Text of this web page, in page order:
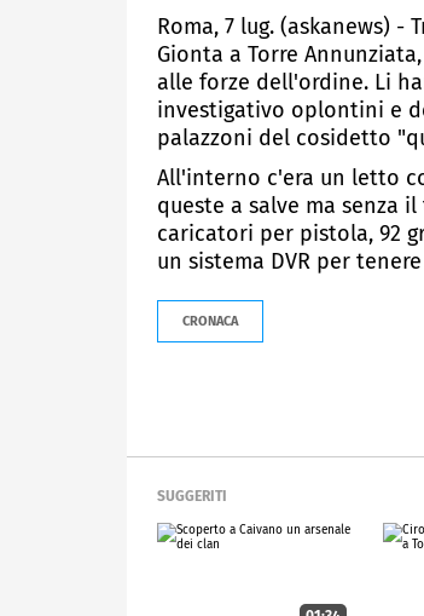
Roma, 7 lug. (askanews)
Gionta a Torre
alle forze dell'ordine. Li
investigativo oplontini e
palazzoni del cosidetto
All'interno c'era un letto
queste a salve ma senza
caricatori per pistola, 92
un sistema DVR per
CRONACA
SUGGERITI